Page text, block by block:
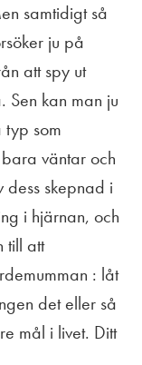
samtidigt så
ju på
att spy ut
Sen kan man ju
som
väntar och
dess skepnad i
i hjärnan, och
till att
: låt
det eller så
mål i livet. Ditt